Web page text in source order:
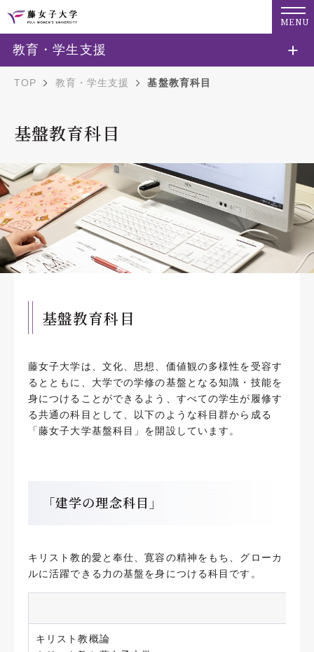
MENU
TOP 教育・学生支援 基盤教育科目
基盤教育科目
基盤教育科目
藤女子大学は、文化、思想、価値観の多様性を受容す
るとともに、大学での学修の基盤となる知識・技能を
身につけることができるよう、すべての学生が履修す
る共通の科目として、以下のような科目群から成る
「藤女子大学基盤科目」を開設しています。
「建学の理念科目」
キリスト教的愛と奉仕、寛容の精神をもち、グローカ
ルに活躍できる力の基盤を身につける科目です。
キリスト教概論
教育・学生支援